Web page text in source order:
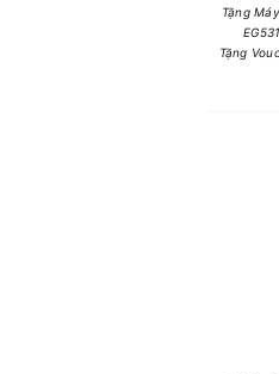
Tặng
Tặng